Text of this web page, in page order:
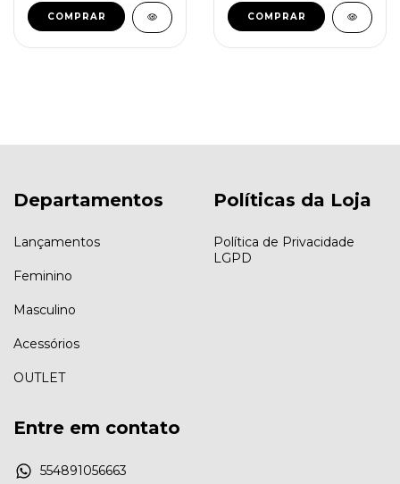
COMPRAR COMPRAR
Departamentos
Lançamentos
Feminino
Masculino
Acessórios
OUTLET
Políticas da Loja
Política de Privacidade
LGPD
Entre em contato
554891056663